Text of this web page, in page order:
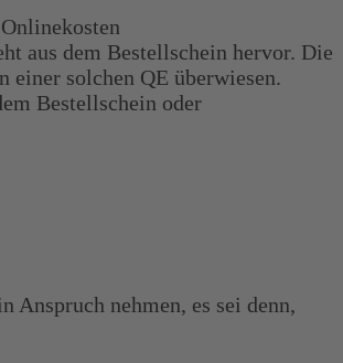
aus dem Bestellschein hervor. Die
einer solchen QE überwiesen.
Bestellschein oder
nehmen, es sei denn,